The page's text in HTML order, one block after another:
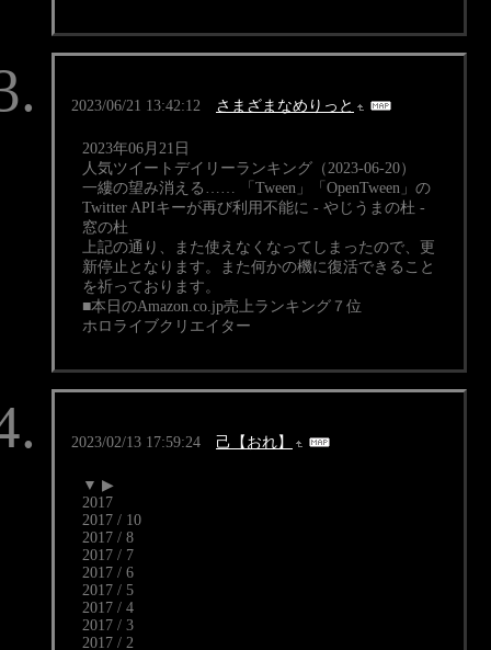
2023/06/21 13:42:12 さまざまなめりっと
2023年06月21日
人気ツイートデイリーランキング（2023-06-20）
一縷の望み消える…… 「Tween」「OpenTween」の
Twitter APIキーが再び利用不能に - やじうまの杜 -
窓の杜
上記の通り、また使えなくなってしまったので、更
新停止となります。また何かの機に復活できること
を祈っております。
■本日のAmazon.co.jp売上ランキング７位
ホロライブクリエイター
2023/02/13 17:59:24 己【おれ】
▼ ▶
2017
2017 / 10
2017 / 8
2017 / 7
2017 / 6
2017 / 5
2017 / 4
2017 / 3
2017 / 2